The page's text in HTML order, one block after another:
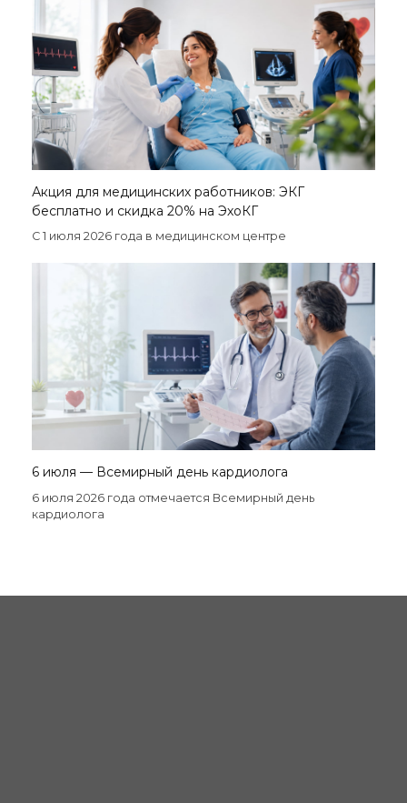
Акция для медицинских работников: ЭКГ
бесплатно и скидка 20% на ЭхоКГ
С 1 июля 2026 года в медицинском центре
6 июля — Всемирный день кардиолога
6 июля 2026 года отмечается Всемирный день
кардиолога